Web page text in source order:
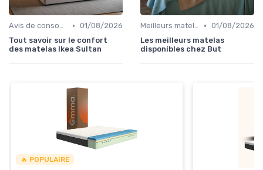
Avis de consommateurs • 01/08/2026
Tout savoir sur le confort
des matelas Ikea Sultan
Meilleurs matelas de l'année • 01/08/2026
Les meilleurs matelas
disponibles chez But
🔥 POPULAIRE